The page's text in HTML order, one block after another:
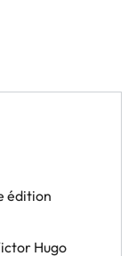
édition
Hugo